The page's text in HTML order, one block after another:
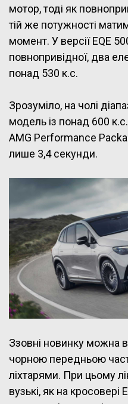
мотор, тоді як
тій же потужності
момент. У версії EQE
повнопривідної, два
понад 530 к.с.
Зрозуміло, на чолі
модель із понад 600
AMG Performance
лише 3,4 секунди.
Ззовні новинку можна
чорною передньою
ліхтарями. При цьому
вузькі, як на кросовері